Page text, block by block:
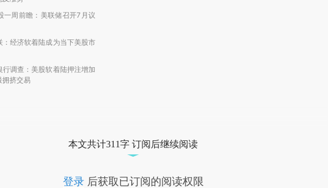
一周前瞻：美联储召开7月议
：经济软着陆成为当下美股市
行调查：美股软着陆押注增加
拥挤交易
本文共计311字 订阅后继续阅读
登录后获取已订阅的阅读权限